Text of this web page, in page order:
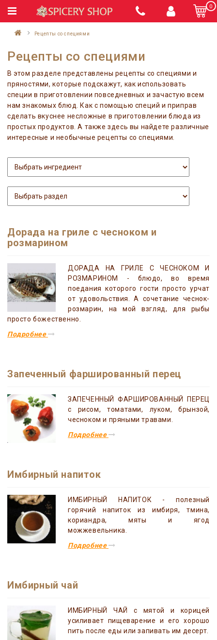
0
Рецепты со специями
Рецепты со специями
В этом разделе представлены рецепты со специями и
пряностями, которые подскажут, как использовать
специи в приготовлении повседневных и зачастую всем
нам знакомых блюд. Как с помощью специй и приправ
сделать вкуснее несложные в приготовлении блюда из
простых продуктов. А также здесь вы найдете различные
интересные и необычные рецепты со специями.
Дорада на гриле с чесноком и
розмарином
ДОРАДА НА ГРИЛЕ С ЧЕСНОКОМ И
РОЗМАРИНОМ - блюдо, во время
поедания которого гости просто урчат
от удовольствия. А сочетание чеснок-
розмарин, на мой взгляд, для рыбы
просто божественно.
Подробнее
Запеченный фаршированный перец
ЗАПЕЧЕННЫЙ ФАРШИРОВАННЫЙ ПЕРЕЦ
с рисом, томатами, луком, брынзой,
чесноком и пряными травами.
Подробнее
Имбирный напиток
ИМБИРНЫЙ НАПИТОК - полезный
горячий напиток из имбиря, тмина,
кориандра, мяты и ягод
можжевельника.
Подробнее
Имбирный чай
ИМБИРНЫЙ ЧАЙ с мятой и корицей
усиливает пищеварение и его хорошо
пить после еды или запивать им десерт.